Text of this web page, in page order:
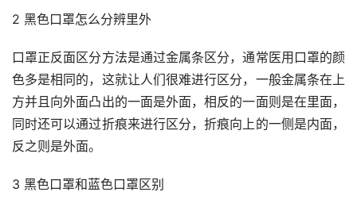
2 黑色口罩怎么分辨里外
口罩正反面区分方法是通过金属条区分，通常医用口罩的颜
色多是相同的，这就让人们很难进行区分，一般金属条在上
方并且向外面凸出的一面是外面，相反的一面则是在里面，
同时还可以通过折痕来进行区分，折痕向上的一侧是内面，
反之则是外面。
3 黑色口罩和蓝色口罩区别